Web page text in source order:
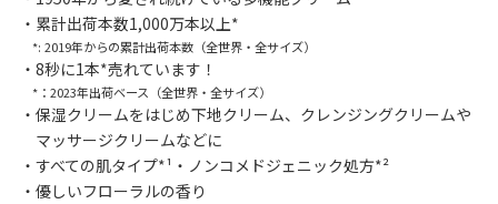
累計出荷本数1,000万本以上*
*: 2019年からの累計出荷本数（全世界・全サイズ）
8秒に1本*売れています！
*：2023年出荷ベース（全世界・全サイズ）
保湿クリームをはじめ下地クリーム、クレンジングクリームや
マッサージクリームなどに
すべての肌タイプ*¹・ノンコメドジェニック処方*²
優しいフローラルの香り